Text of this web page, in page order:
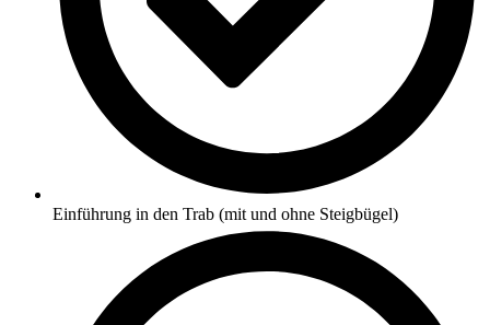
Einführung in den Trab (mit und ohne Steigbügel)